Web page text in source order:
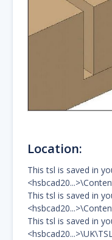
Location:
This tsl is saved in
This tsl is saved in
This tsl is saved in